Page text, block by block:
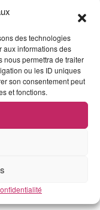
des technologies
aux informations des
nous permettra de traiter
ou les ID uniques
son consentement peut
et fonctions.
»